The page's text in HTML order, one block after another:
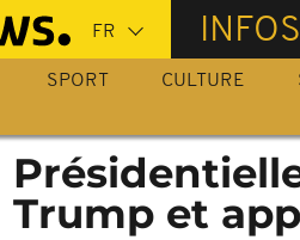
INFOS
SPORT CULTURE
Trump et